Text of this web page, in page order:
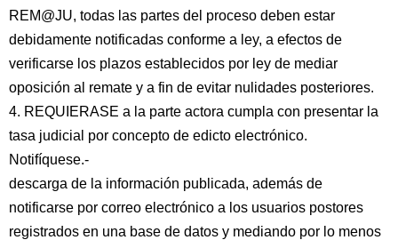
REM@JU, todas las partes del proceso deben estar
debidamente notificadas conforme a ley, a efectos de
verificarse los plazos establecidos por ley de mediar
oposición al remate y a fin de evitar nulidades posteriores.
4. REQUIERASE a la parte actora cumpla con presentar la
tasa judicial por concepto de edicto electrónico.
Notifíquese.-
descarga de la información publicada, además de
notificarse por correo electrónico a los usuarios postores
registrados en una base de datos y mediando por lo menos